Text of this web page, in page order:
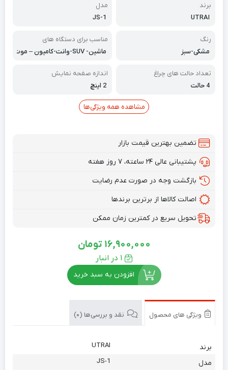
برند
UTRAI
مدل
JS-1
رنگ
مشکی-سبز
مناسب برای دستگاه های
ماشین- SUV-وانت-کامیون – موت
ن‌زنی
تعداد حالت های چراغ
4 حالت
اندازه صفحه نمایش
2 اینچ
مشاهده همه ویژگی‌ها
تضمین بهترین قیمت بازار
پشتیبانی عالی ۲۴ ساعته، ۷ روز هفته
بازگشت وجه در صورت عدم رضایت
اصالت کالاها از برترین برندها
تحویل سریع در کمترین زمان ممکن
16,900,000 تومان
1 در انبار
افزودن به سبد خرید
ویژگی های محصول نقد و بررسی‌ها (0)
برند UTRAI
مدل JS-1